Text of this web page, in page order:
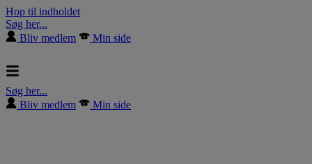
Hop til indholdet
Søg her...
Bliv medlem
Min side
Søg her...
Bliv medlem
Min side